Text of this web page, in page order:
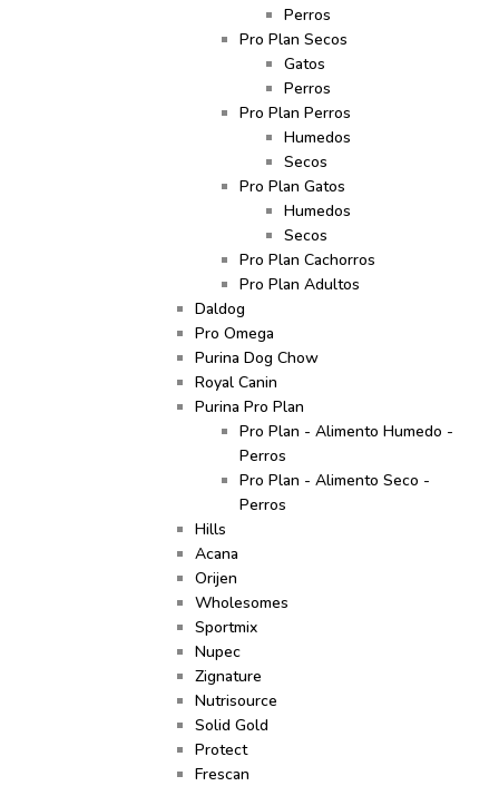
Perros
Pro Plan Secos
Gatos
Perros
Pro Plan Perros
Humedos
Secos
Pro Plan Gatos
Humedos
Secos
Pro Plan Cachorros
Pro Plan Adultos
Daldog
Pro Omega
Purina Dog Chow
Royal Canin
Purina Pro Plan
Pro Plan - Alimento Humedo -
Perros
Pro Plan - Alimento Seco -
Perros
Hills
Acana
Orijen
Wholesomes
Sportmix
Nupec
Zignature
Nutrisource
Solid Gold
Protect
Frescan